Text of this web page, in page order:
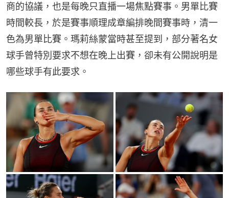
商的協議，也是每晚只直播一場焦點賽事。男單比賽
時間較長，於是賽事順理成章編排晚間賽事時，清一
色為男單比賽。瑪莉絲蒙當時甚至提到，部分著名女
球手曾特別要求不想在晚上出賽，卻未有公開說明是
哪些球手有此要求。